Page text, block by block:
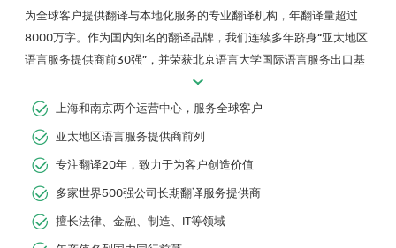
为全球客户提供翻译与本地化服务的专业翻译机构，年翻译量超过
8000万字。作为国内知名的翻译品牌，我们连续多年跻身“亚太地区
语言服务提供商前30强”，并荣获北京语言大学国际语言服务出口基
地“2023语言服务推荐企业”殊荣。
我们专注于多语言文档翻译、创译、母语润色、认证翻译、译后
编辑(MTPE)、软件与网站本地化、字幕翻译与配音、桌面排版
(DTP)、同声传译，以及翻译培训等服务。覆盖100多种语言，我们的
学移民等多个领域，其中包括众多世界500强企业。
上海和南京两个运营中心，服务全球客户
亚太地区语言服务提供商前列
专注翻译20年，致力于为客户创造价值
多家世界500强公司长期翻译服务提供商
擅长法律、金融、制造、IT等领域